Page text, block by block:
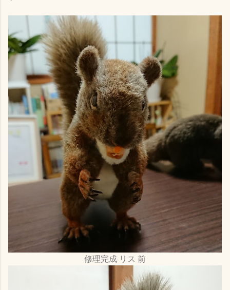
修理完成 リス 前